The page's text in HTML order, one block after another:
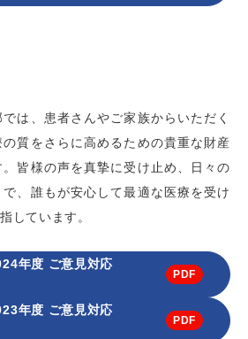
は、患者さんやご家族からいただく
質をさらに高めるための貴重な財産
皆様の声を真摯に受け止め、日々の
、誰もが安心して最適な医療を受け
しています。
年度 ご意見対応
年度 ご意見対応